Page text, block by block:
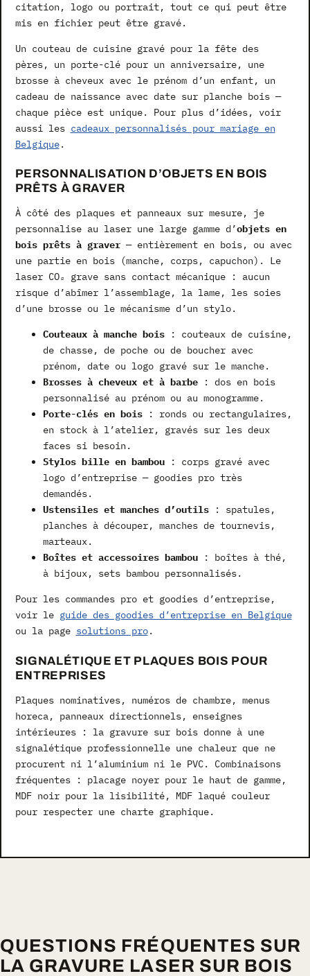
citation, logo ou portrait, tout ce qui peut être
mis en fichier peut être gravé.
Un couteau de cuisine gravé pour la fête des
pères, un porte-clé pour un anniversaire, une
brosse à cheveux avec le prénom d’un enfant, un
cadeau de naissance avec date sur planche bois —
chaque pièce est unique. Pour plus d’idées, voir
aussi les cadeaux personnalisés pour mariage en
Belgique.
PERSONNALISATION D’OBJETS EN BOIS
PRÊTS À GRAVER
À côté des plaques et panneaux sur mesure, je
personnalise au laser une large gamme d’objets en
bois prêts à graver— entièrement en bois, ou avec
une partie en bois (manche, corps, capuchon). Le
laser CO₂ grave sans contact mécanique : aucun
risque d’abîmer l’assemblage, la lame, les soies
d’une brosse ou le mécanisme d’un stylo.
Couteaux à manche bois: couteaux de cuisine,
de chasse, de poche ou de boucher avec
prénom, date ou logo gravé sur le manche.
Brosses à cheveux et à barbe: dos en bois
personnalisé au prénom ou au monogramme.
Porte-clés en bois: ronds ou rectangulaires,
en stock à l’atelier, gravés sur les deux
faces si besoin.
Stylos bille en bambou: corps gravé avec
logo d’entreprise — goodies pro très
demandés.
Ustensiles et manches d’outils: spatules,
planches à découper, manches de tournevis,
marteaux.
Boîtes et accessoires bambou: boîtes à thé,
à bijoux, sets bambou personnalisés.
Pour les commandes pro et goodies d’entreprise,
voir le guide des goodies d’entreprise en Belgique
ou la page solutions pro.
SIGNALÉTIQUE ET PLAQUES BOIS POUR
ENTREPRISES
Plaques nominatives, numéros de chambre, menus
horeca, panneaux directionnels, enseignes
intérieures : la gravure sur bois donne à une
signalétique professionnelle une chaleur que ne
procurent ni l’aluminium ni le PVC. Combinaisons
fréquentes : placage noyer pour le haut de gamme,
MDF noir pour la lisibilité, MDF laqué couleur
pour respecter une charte graphique.
QUESTIONS FRÉQUENTES SUR
LA GRAVURE LASER SUR BOIS